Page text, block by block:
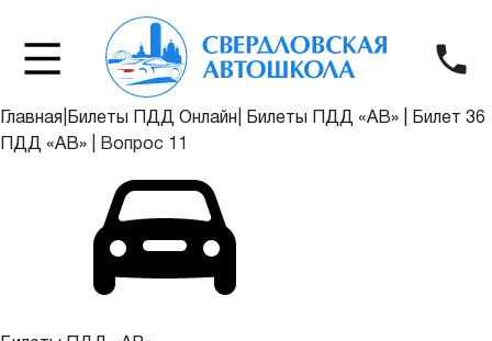
Главная Билеты ПДД Онлайн Билеты ПДД «АВ»
Билет 36
ПДД «АВ»
Вопрос 11